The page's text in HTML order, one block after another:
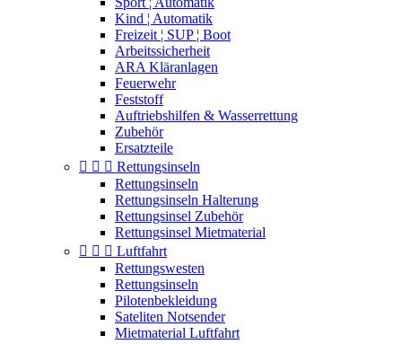
Kind ¦ Automatik
Freizeit ¦ SUP ¦ Boot
Arbeitssicherheit
ARA Kläranlagen
Feuerwehr
Feststoff
Auftriebshilfen & Wasserrettung
Zubehör
Ersatzteile
   Rettungsinseln
Rettungsinseln
Rettungsinseln Halterung
Rettungsinsel Zubehör
Rettungsinsel Mietmaterial
   Luftfahrt
Rettungswesten
Rettungsinseln
Pilotenbekleidung
Sateliten Notsender
Mietmaterial Luftfahrt